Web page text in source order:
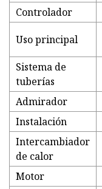
Controlador
Uso principal
Sistema de
tuberías
Admirador
Instalación
Intercambiador
de calor
Motor